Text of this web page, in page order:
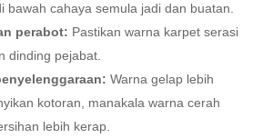
bawah cahaya semula jadi dan buatan.
perabot: Pastikan warna karpet serasi
dinding pejabat.
Warna gelap lebih
kotoran, manakala warna cerah
lebih kerap.